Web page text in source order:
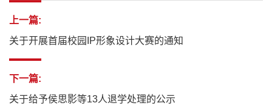
上一篇:
关于开展首届校园IP形象设计大赛的通知
下一篇:
关于给予侯思影等13人退学处理的公示